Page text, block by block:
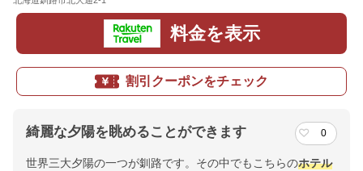
料金を表示
割引クーポンをチェック
綺麗な夕陽を眺めることができます 0
世界三大夕陽の一つが釧路です。その中でもこちらのホテル